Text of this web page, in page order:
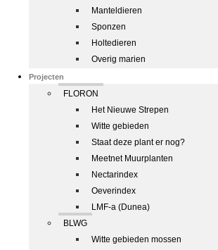
Manteldieren
Sponzen
Holtedieren
Overig marien
Projecten
FLORON
Het Nieuwe Strepen
Witte gebieden
Staat deze plant er nog?
Meetnet Muurplanten
Nectarindex
Oeverindex
LMF-a (Dunea)
BLWG
Witte gebieden mossen